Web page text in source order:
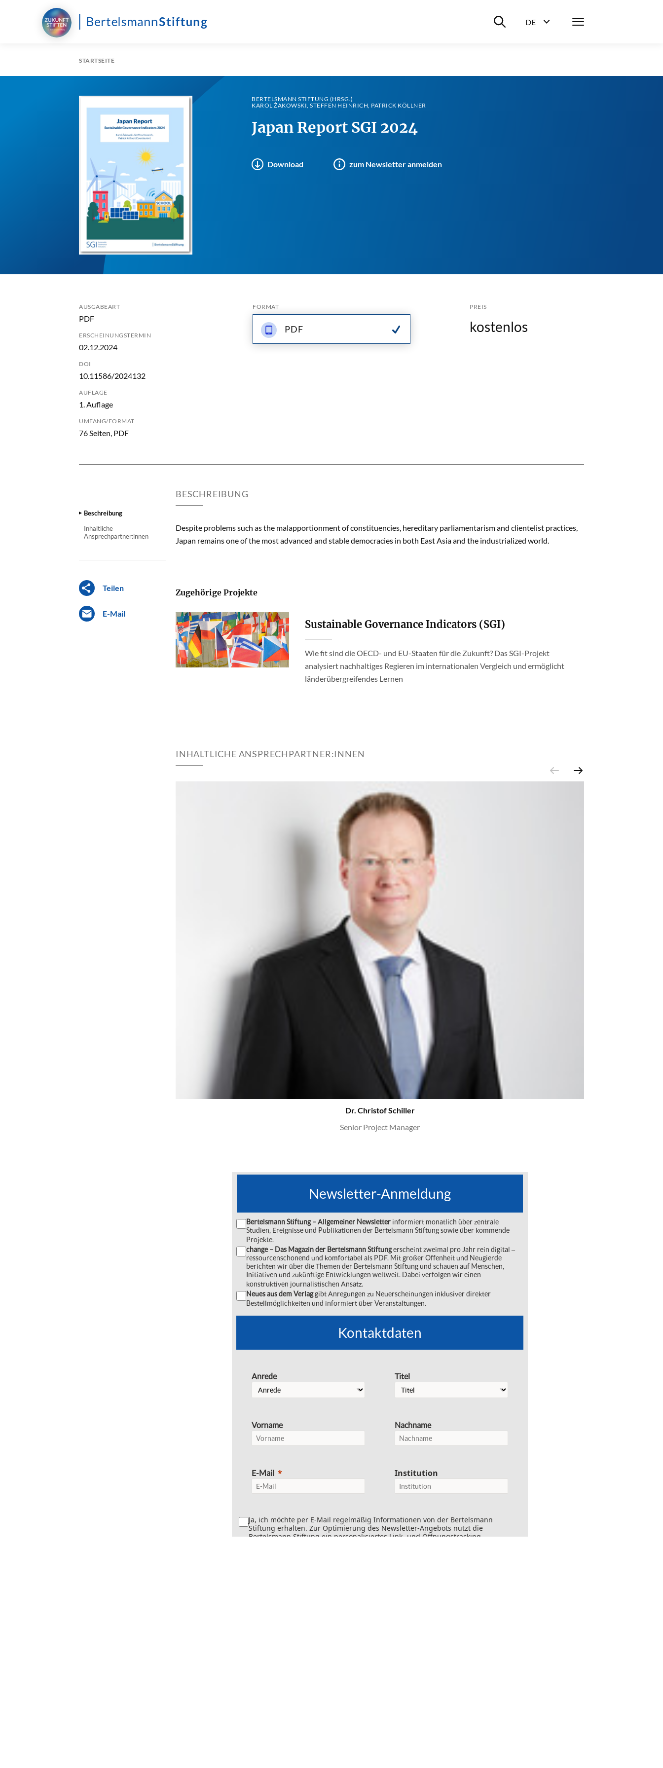
Suche ein-/ausblenden
DE
Menü
STARTSEITE
BERTELSMANN STIFTUNG (HRSG.)
KAROL ŻAKOWSKI, STEFFEN HEINRICH, PATRICK KÖLLNER
Japan Report SGI 2024
Download zum Newsletter anmelden
AUSGABEART
PDF
ERSCHEINUNGSTERMIN
02.12.2024
DOI
10.11586/2024132
AUFLAGE
1. Auflage
UMFANG/FORMAT
76 Seiten, PDF
FORMAT
PDF
PREIS
kostenlos
Beschreibung
Inhaltliche
Ansprechpartner:innen
Teilen
E-Mail
BESCHREIBUNG
Despite problems such as the malapportionment of constituencies, hereditary parliamentarism and clientelist practices,
Japan remains one of the most advanced and stable democracies in both East Asia and the industrialized world.
Zugehörige Projekte
Sustainable Governance Indicators (SGI)
Wie fit sind die OECD- und EU-Staaten für die Zukunft? Das SGI-Projekt
analysiert nachhaltiges Regieren im internationalen Vergleich und ermöglicht
länderübergreifendes Lernen
INHALTLICHE ANSPRECHPARTNER:INNEN
Dr. Christof Schiller
Senior Project Manager
Newsletter-Anmeldung
Bertelsmann Stiftung – Allgemeiner Newsletter informiert monatlich über zentrale
Studien, Ereignisse und Publikationen der Bertelsmann Stiftung sowie über kommende
Projekte.
change – Das Magazin der Bertelsmann Stiftungerscheint zweimal pro Jahr rein digital ‒
ressourcenschonend und komfortabel als PDF. Mit großer Offenheit und Neugierde
berichten wir über die Themen der Bertelsmann Stiftung und schauen auf Menschen,
Initiativen und zukünftige Entwicklungen weltweit. Dabei verfolgen wir einen
konstruktiven journalistischen Ansatz.
Neues aus dem Verlaggibt Anregungen zu Neuerscheinungen inklusiver direkter
Bestellmöglichkeiten und informiert über Veranstaltungen.
Kontaktdaten
Anrede
Vorname
E-Mail
Titel
Nachname
Institution
Ja, ich möchte per E-Mail regelmäßig Informationen von der Bertelsmann
Stiftung erhalten. Zur Optimierung des Newsletter-Angebots nutzt die
Bertelsmann Stiftung ein personalisiertes Link- und Öffnungstracking.